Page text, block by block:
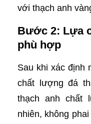
với thạch anh
Bước 2: Lựa
phù hợp
Sau khi xác định
chất lượng đá
thạch anh chất
nhiên, không